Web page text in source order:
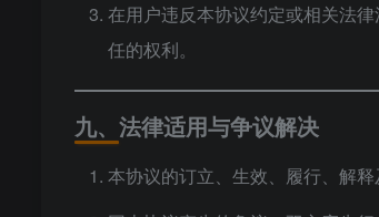
在用户违反本协议约定或相关法
任的权利。
九、法律适用与争议解决
本协议的订立、生效、履行、解